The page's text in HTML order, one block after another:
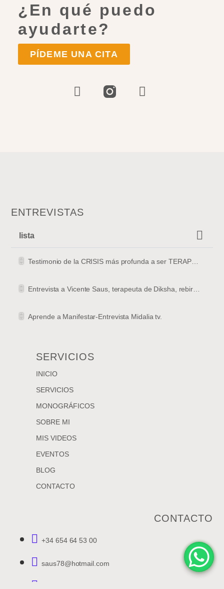
¿En qué puedo
ayudarte?
PÍDEME UNA CITA
ENTREVISTAS
lista
Testimonio de la CRISIS más profunda a ser TERAPEUTA
Aprende a Manifestar-Entrevista Midalia tv.
SERVICIOS
INICIO
SERVICIOS
MONOGRÁFICOS
SOBRE MI
MIS VIDEOS
EVENTOS
BLOG
CONTACTO
CONTACTO
+34 654 64 53 00
saus78@hotmail.com